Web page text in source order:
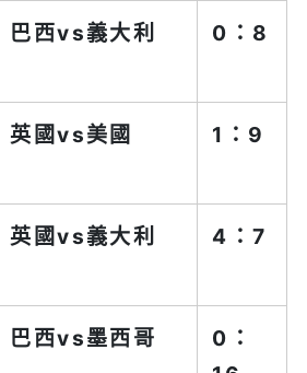
巴西vs義大利 0：8
英國vs美國 1：9
英國vs義大利 4：7
巴西vs墨西哥
0：